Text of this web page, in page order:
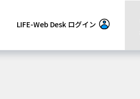
LIFE-Web Desk ログイン